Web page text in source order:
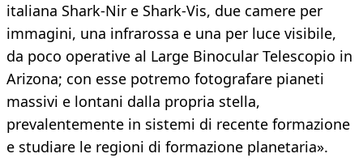
italiana Shark-Nir e Shark-Vis, due camere per
immagini, una infrarossa e una per luce visibile,
da poco operative al Large Binocular Telescopio in
Arizona; con esse potremo fotografare pianeti
massivi e lontani dalla propria stella,
prevalentemente in sistemi di recente formazione
e studiare le regioni di formazione planetaria».